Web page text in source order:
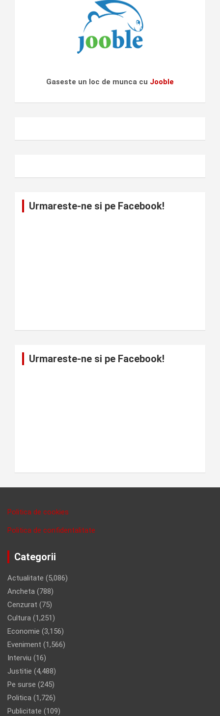
Gaseste un loc de munca cu Jooble
Urmareste-ne si pe Facebook!
Urmareste-ne si pe Facebook!
Politica de cookies
Politica de confidentalitate
Categorii
Actualitate (5,086)
Ancheta (788)
Cenzurat (75)
Cultura (1,251)
Economie (3,156)
Eveniment (1,566)
Interviu (16)
Justitie (4,488)
Pe surse (245)
Politica (1,726)
Publicitate (109)